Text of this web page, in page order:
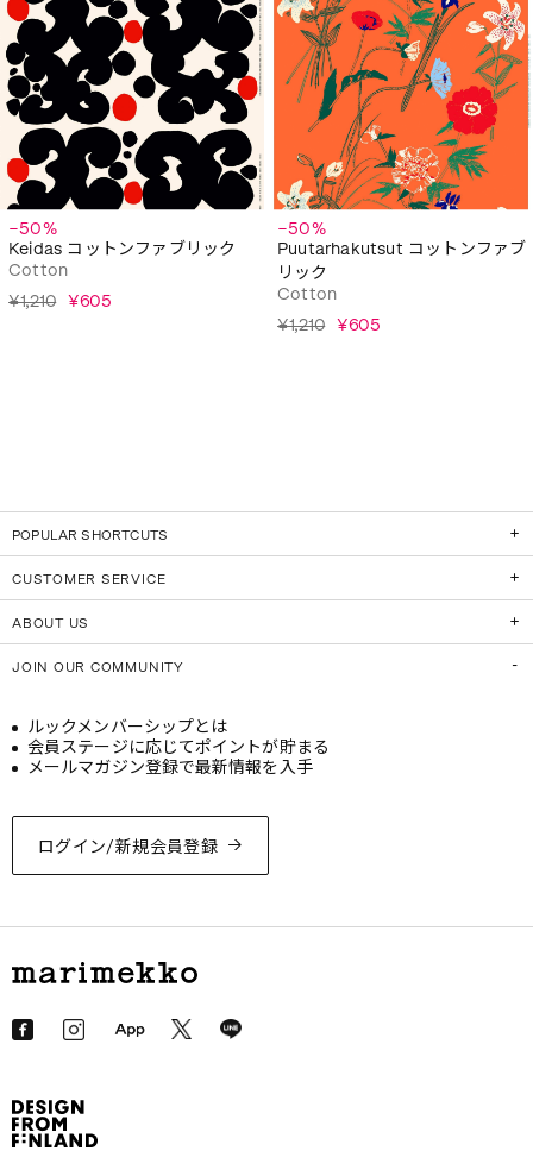
−50%
Keidas コットンファブリック
Cotton
¥1,210 ¥605
−50%
Puutarhakutsut コットンファブ
リック
Cotton
¥1,210 ¥605
POPULAR SHORTCUTS
CUSTOMER SERVICE
ABOUT US
JOIN OUR COMMUNITY
ログイン/新規会員登録
ルックメンバーシップとは
会員ステージに応じてポイントが貯まる
メールマガジン登録で最新情報を入手